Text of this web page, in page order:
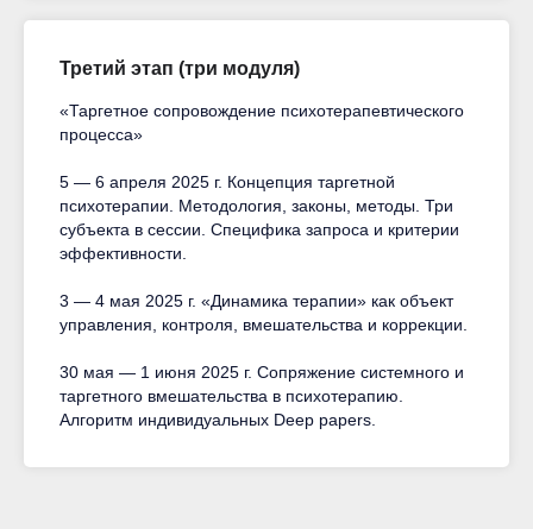
Третий этап (три модуля)
«Таргетное сопровождение психотерапевтического
процесса»
5 — 6 апреля 2025 г. Концепция таргетной
психотерапии. Методология, законы, методы. Три
субъекта в сессии. Специфика запроса и критерии
эффективности.
3 — 4 мая 2025 г. «Динамика терапии» как объект
управления, контроля, вмешательства и коррекции.
30 мая — 1 июня 2025 г. Сопряжение системного и
таргетного вмешательства в психотерапию.
Алгоритм индивидуальных Deep papers.